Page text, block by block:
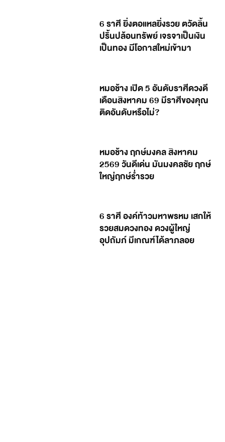
6 ราศี ยิ่งตอแหลยิ่งรวย ตวัดลิ้น
ปริ้นปล้อนทรัพย์ เจรจาเป็นเงิน
เป็นทอง มีโอกาสใหม่เข้ามา
หมอช้าง เปิด 5 อันดับราศีดวงดี
เดือนสิงหาคม 69 มีราศีของคุณ
ติดอันดับหรือไม่?
หมอช้าง ฤกษ์มงคล สิงหาคม
2569 วันดีเด่น มันมงคลชัย ฤกษ์
ใหญ่ฤกษ์ร่ำรวย
6 ราศี องค์ท้าวมหาพรหม เสกให้
รวยสมดวงทอง ดวงผู้ใหญ่
อุปถัมภ์ มีเกณฑ์ได้ลาภลอย